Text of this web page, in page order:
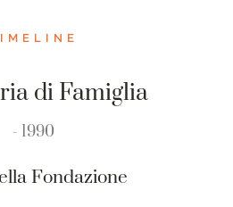
di Famiglia
- 1990
Fondazione